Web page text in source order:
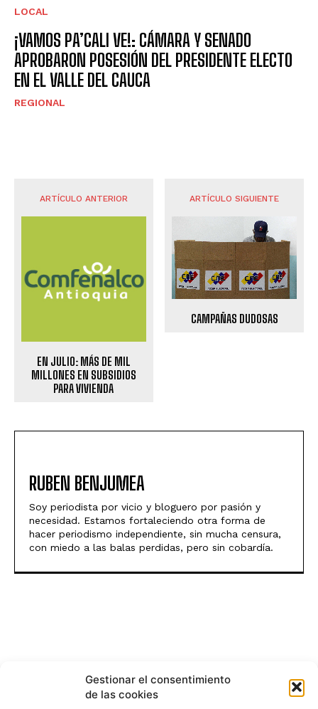
Gestionar el consentimiento
de las cookies
LOCAL
¡VAMOS PA’CALI VE!: CÁMARA Y SENADO
APROBARON POSESIÓN DEL PRESIDENTE ELECTO
EN EL VALLE DEL CAUCA
REGIONAL
ARTÍCULO ANTERIOR
EN JULIO: MÁS DE MIL
MILLONES EN SUBSIDIOS
PARA VIVIENDA
ARTÍCULO SIGUIENTE
CAMPAÑAS DUDOSAS
RUBEN BENJUMEA
Soy periodista por vicio y bloguero por pasión y
necesidad. Estamos fortaleciendo otra forma de
hacer periodismo independiente, sin mucha censura,
con miedo a las balas perdidas, pero sin cobardía.